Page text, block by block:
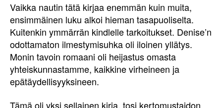
Vaikka nautin tätä kirjaa enemmän kuin muita,
ensimmäinen luku alkoi hieman tasapuoliselta.
Kuitenkin ymmärrän kindlelle tarkoitukset. Denise’n
odottamaton ilmestymisuhka oli iloinen yllätys.
Monin tavoin romaani oli heijastus omasta
yhteiskunnastamme, kaikkine virheineen ja
epätäydellisyyksineen.
Tämä oli yksi sellainen kirja, tosi kertomustaidon